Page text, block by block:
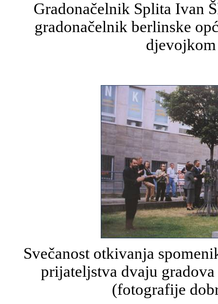
Gradonačelnik Splita Ivan
gradonačelnik berlinske
Svečanost otkivanja
prijateljstva dvaju
(fotografije